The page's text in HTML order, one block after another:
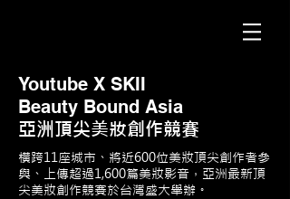
Youtube X SKII
Beauty Bound Asia
亞洲頂尖美妝創作競賽
橫跨11座城市、將近600位美妝頂尖創作者參
與、上傳超過1,600篇美妝影音，亞洲最新頂
尖美妝創作競賽於台灣盛大舉辦。